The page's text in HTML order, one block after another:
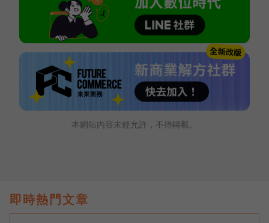
本網站內容未經允許，不得轉載。
即時熱門文章